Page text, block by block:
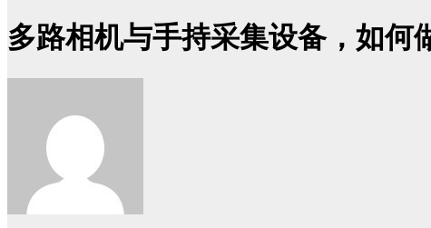
多路相机与手持采集设备，如何